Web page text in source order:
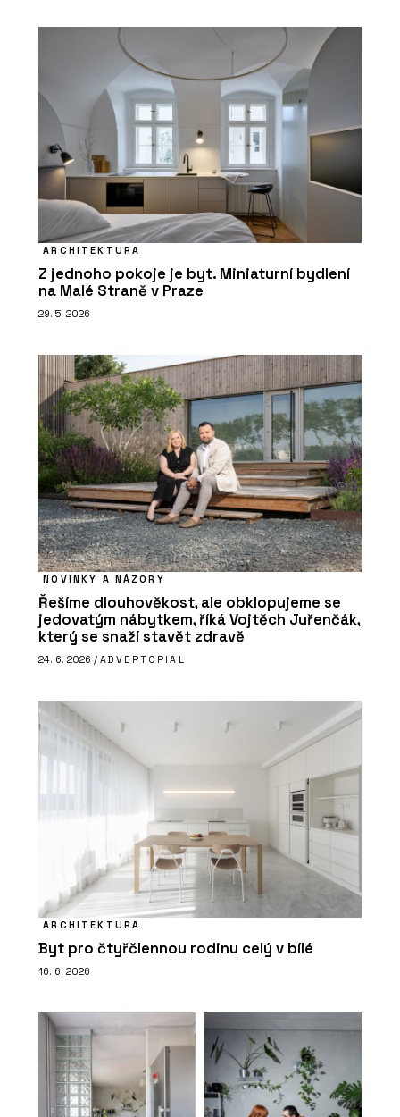
ARCHITEKTURA
Z jednoho pokoje je byt. Miniaturní bydlení
na Malé Straně v Praze
29. 5. 2026
NOVINKY A NÁZORY
Řešíme dlouhověkost, ale obklopujeme se
jedovatým nábytkem, říká Vojtěch Juřenčák,
který se snaží stavět zdravě
24. 6. 2026 / ADVERTORIAL
ARCHITEKTURA
Byt pro čtyřčlennou rodinu celý v bílé
16. 6. 2026